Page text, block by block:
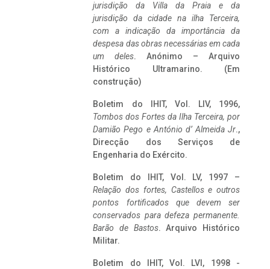
jurisdição da Villa da Praia e da
jurisdição da cidade na ilha Terceira,
com a indicação da importância da
despesa das obras necessárias em cada
um deles. Anónimo – Arquivo
Histórico Ultramarino. (Em
construção)
Boletim do IHIT, Vol. LIV, 1996,
Tombos dos Fortes da Ilha Terceira, por
Damião Pego e António d’ Almeida Jr.,
Direcção dos Serviços de
Engenharia do Exército.
Boletim do IHIT, Vol. LV, 1997 –
Relação dos fortes, Castellos e outros
pontos fortificados que devem ser
conservados para defeza permanente.
Barão de Bastos. Arquivo Histórico
Militar.
Boletim do IHIT, Vol. LVI, 1998 -